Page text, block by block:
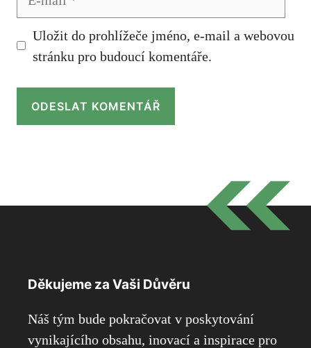
Uložit do prohlížeče jméno, e-mail a webovou
stránku pro budoucí komentáře.
Děkujeme za Vaši Důvěru
Náš tým bude pokračovat v poskytování
vynikajícího obsahu, inovací a inspirace pro